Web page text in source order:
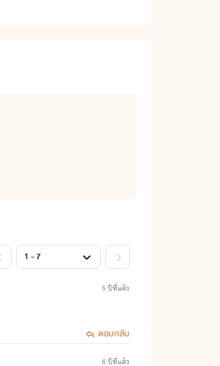
5 ปีที่แล้ว
ตอบกลับ
6 ปีที่แล้ว